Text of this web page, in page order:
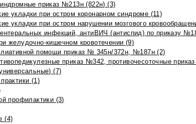
приказ №213н (822н) (3)
укладки при остром коронарном синдроме (11)
укладки при остром нарушении мозгового
инфекций, антиВИЧ (антиспид) по приказу
желудочно-кишечном кровотечении (9)
помощи приказ № 345н/372н, №187н (2)
приказ №342, противочесоточные
(7)
(1)
профилактики (3)
(4)